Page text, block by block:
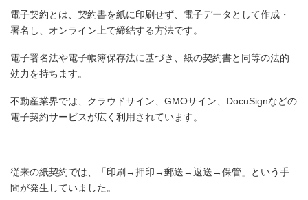
電子契約とは、契約書を紙に印刷せず、電子データとして作成・
署名し、オンライン上で締結する方法です。
電子署名法や電子帳簿保存法に基づき、紙の契約書と同等の法的
効力を持ちます。
不動産業界では、クラウドサイン、GMOサイン、DocuSignなどの
電子契約サービスが広く利用されています。
従来の紙契約では、「印刷→押印→郵送→返送→保管」という手
間が発生していました。